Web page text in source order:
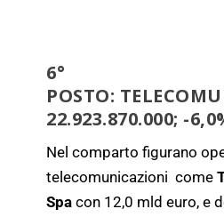
6°
POSTO:
22.923.870.000; -
Nel comparto figurano
telecomunicazioni come
Spa con 12,0 mld euro, e